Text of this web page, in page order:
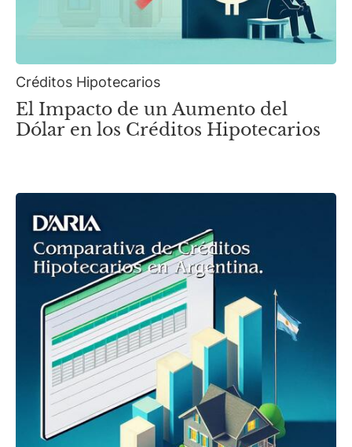
Créditos Hipotecarios
El Impacto de un Aumento del
Dólar en los Créditos Hipotecarios